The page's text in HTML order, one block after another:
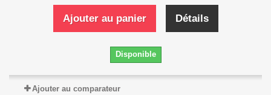
Ajouter au panier Détails
Disponible
Ajouter au comparateur